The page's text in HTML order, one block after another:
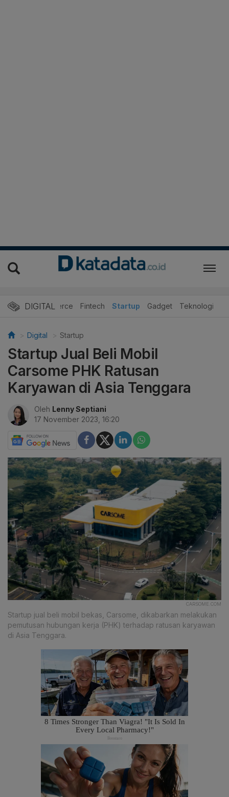
DIGITAL
E-Commerce Fintech Startup Gadget Teknologi
Digital Startup
Startup Jual Beli Mobil
Carsome PHK Ratusan
Karyawan di Asia Tenggara
Oleh Lenny Septiani
17 November 2023, 16:20
CARSOME.COM
Startup jual beli mobil bekas, Carsome, dikabarkan melakukan
pemutusan hubungan kerja (PHK) terhadap ratusan karyawan
di Asia Tenggara.